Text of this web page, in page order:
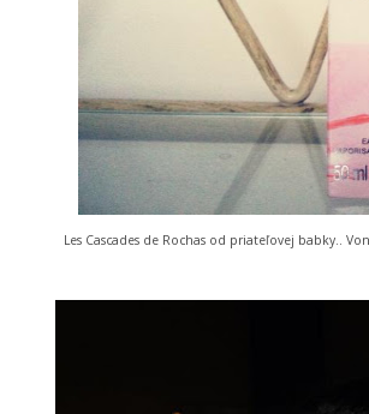
Les Cascades de Rochas od priateľovej babky..